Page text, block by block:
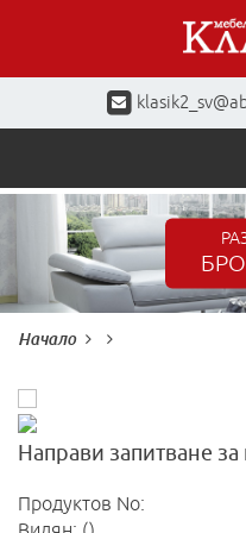
Начало
Направи запитване за
Продуктов No: